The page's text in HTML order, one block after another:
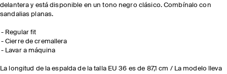
delantera y está disponible en un tono negro clásico. Combínalo con
sandalias planas.
Regular fit
Cierre de cremallera
Lavar a máquina
La longitud de la espalda de la talla EU 36 es de 87,1 cm / La modelo lleva